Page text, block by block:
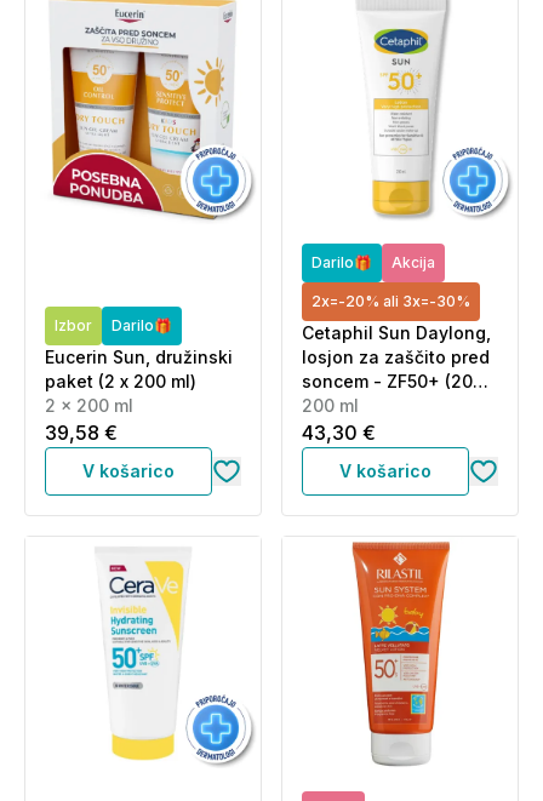
Izbor Darilo🎁
Eucerin Sun, družinski
paket (2 x 200 ml)
2 x 200 ml
39,58 €
V košarico
Darilo🎁 Akcija
2x=-20% ali 3x=-30%
Cetaphil Sun Daylong,
losjon za zaščito pred
soncem - ZF50+ (200
ml)
200 ml
43,30 €
V košarico